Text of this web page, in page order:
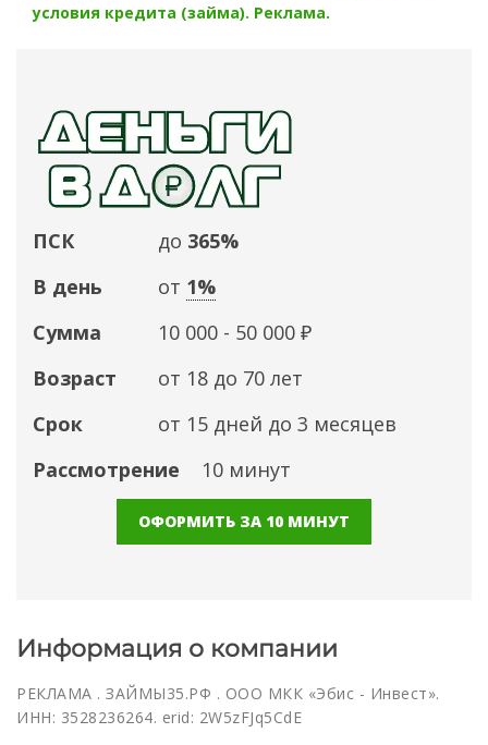
условия кредита (займа). Реклама.
ПСК до 365%
В день
от 1%
Сумма
10 000 - 50 000 ₽
Возраст
от 18 до 70 лет
Срок
от 15 дней до 3 месяцев
Рассмотрение
10 минут
ОФОРМИТЬ ЗА 10 МИНУТ
Информация о компании
РЕКЛАМА . ЗАЙМЫ35.РФ . ООО МКК «Эбис - Инвест».
ИНН: 3528236264. erid: 2W5zFJq5CdE